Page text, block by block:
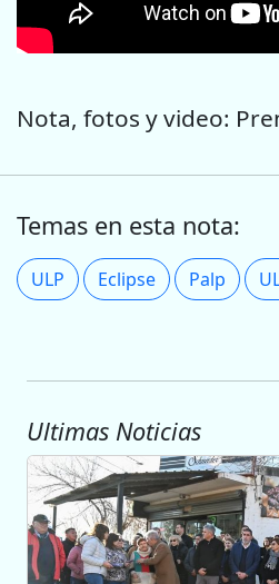
Nota, fotos y video:
Temas en esta nota:
ULP Eclipse Palp
Ultimas Noticias